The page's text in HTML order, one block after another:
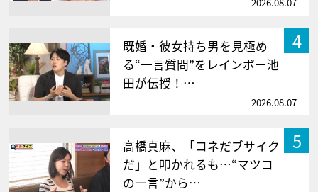
4
既婚・彼女持ち男を見極め
る“一言質問”をレインボー池
田が伝授！…
2026.08.07
5
高橋真麻、「コネだブサイク
だ」と叩かれるも…“マツコ
の一言”から…